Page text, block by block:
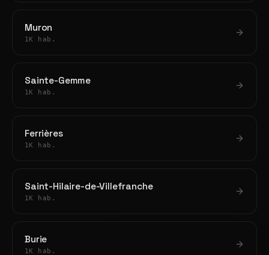
Muron
1K hab.
Sainte-Gemme
1K hab.
Ferrières
1K hab.
Saint-Hilaire-de-Villefranche
1K hab.
Burie
1K hab.